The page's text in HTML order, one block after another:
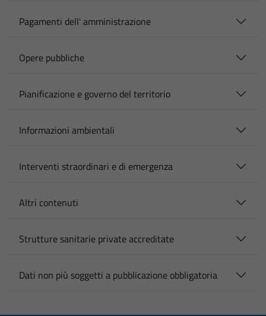
Pagamenti dell' amministrazione
Opere pubbliche
Pianificazione e governo del territorio
Informazioni ambientali
Interventi straordinari e di emergenza
Altri contenuti
Strutture sanitarie private accreditate
Dati non più soggetti a pubblicazione obbligatoria